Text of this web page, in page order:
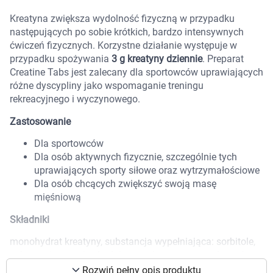
Korzystamy z plików cookies w celu
preferencji. Więcej informacji znajdziesz w
Marki
Kreatyna zwiększa wydolność fizyczną w przypadku
następujących po sobie krótkich, bardzo intensywnych
ćwiczeń fizycznych. Korzystne działanie występuje w
przypadku spożywania 3 g kreatyny dziennie. Preparat
Creatine Tabs jest zalecany dla sportowców uprawiających
różne dyscypliny jako wspomaganie treningu
rekreacyjnego i wyczynowego.
Zastosowanie
Dla sportowców
Dla osób aktywnych fizycznie, szczególnie tych
uprawiających sporty siłowe oraz wytrzymałościowe
Dla osób chcących zwiększyć swoją masę
mięśniową
Składniki
monohydrat kreatyny, substancja wypełniająca: sorbitole,
tłuszczowych, aromat, regulator kwasowości: kwas
Rozwiń pełny opis produktu